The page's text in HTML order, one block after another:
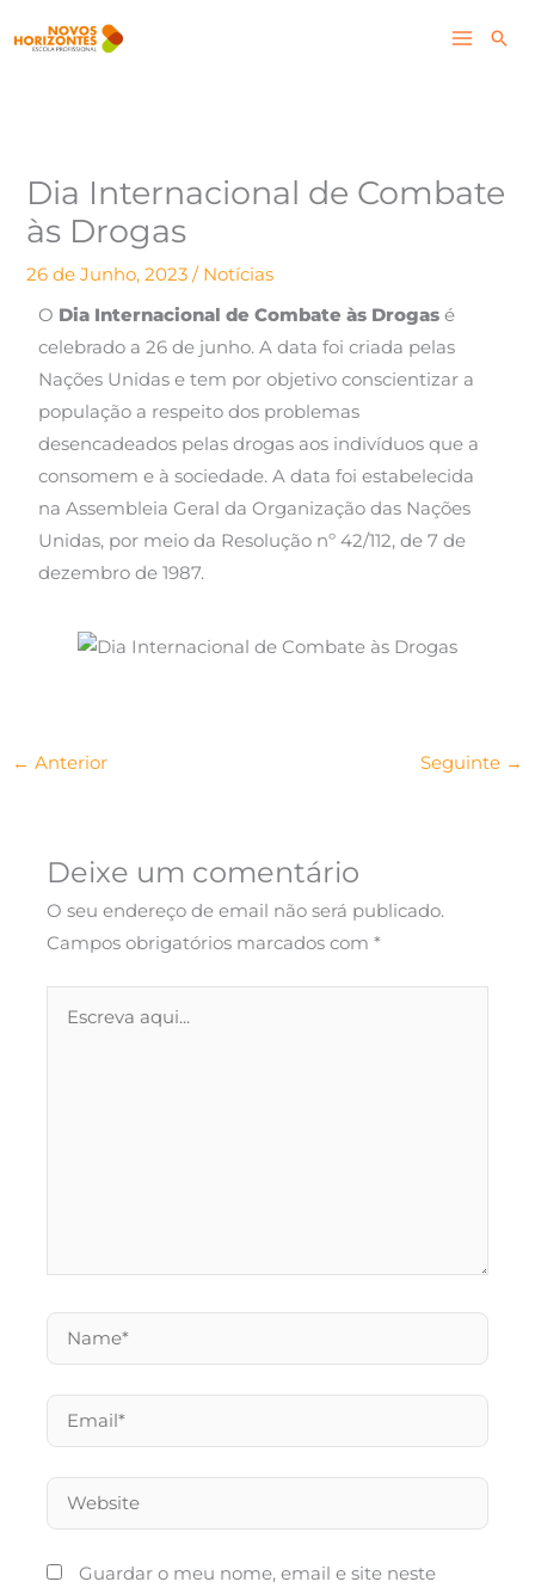
to
Dia Internacional de Combate
às Drogas
26 de Junho, 2023/ Notícias
O Dia Internacional de Combate às Drogas é
celebrado a 26 de junho. A data foi criada pelas
Nações Unidas e tem por objetivo conscientizar a
população a respeito dos problemas
desencadeados pelas drogas aos indivíduos que a
consomem e à sociedade. A data foi estabelecida
na Assembleia Geral da Organização das Nações
Unidas, por meio da Resolução nº 42/112, de 7 de
dezembro de 1987.
← Anterior Seguinte →
Deixe um comentário
O seu endereço de email não será publicado.
Campos obrigatórios marcados com*
Name*
Email*
Website
Guardar o meu nome, email e site neste